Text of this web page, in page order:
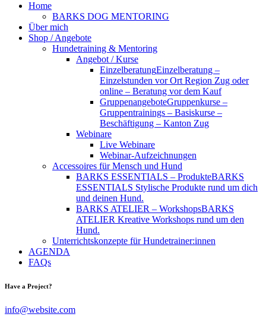
Home
BARKS DOG MENTORING
Über mich
Shop / Angebote
Hundetraining & Mentoring
Angebot / Kurse
EinzelberatungEinzelberatung –
Einzelstunden vor Ort Region Zug oder
online – Beratung vor dem Kauf
GruppenangeboteGruppenkurse –
Gruppentrainings – Basiskurse –
Beschäftigung – Kanton Zug
Webinare
Live Webinare
Webinar-Aufzeichnungen
Accessoires für Mensch und Hund
BARKS ESSENTIALS – ProdukteBARKS
ESSENTIALS Stylische Produkte rund um dich
und deinen Hund.
BARKS ATELIER – WorkshopsBARKS
ATELIER Kreative Workshops rund um den
Hund.
Unterrichtskonzepte für Hundetrainer:innen
AGENDA
FAQs
Have a Project?
info@website.com